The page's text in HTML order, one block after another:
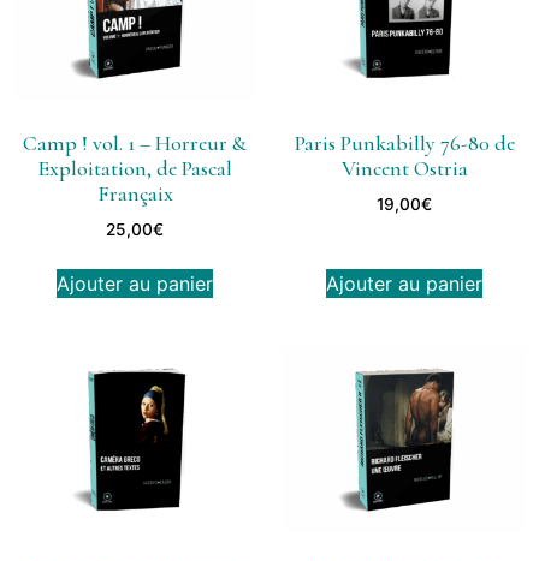
Camp ! vol. 1 – Horreur &
Exploitation, de Pascal
Françaix
25,00€
Ajouter au panier
Paris Punkabilly 76-80 de
Vincent Ostria
19,00€
Ajouter au panier